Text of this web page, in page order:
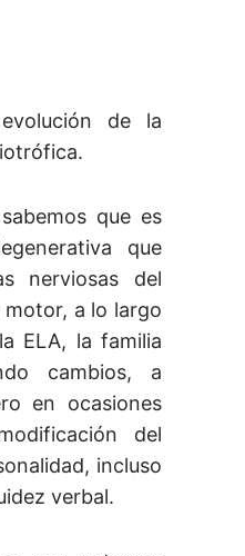
de la
que es
que
nerviosas del
a lo largo
ELA, la familia
cambios, a
en ocasiones
del
incluso
verbal.